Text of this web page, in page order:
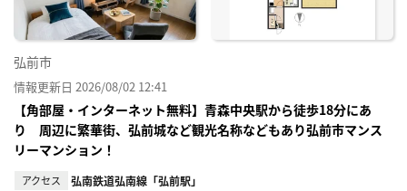
弘前市
情報更新日 2026/08/02 12:41
【角部屋・インターネット無料】青森中央駅から徒歩18分にあ
り 周辺に繁華街、弘前城など観光名称などもあり弘前市マンス
リーマンション！
アクセス 弘南鉄道弘南線「弘前駅」